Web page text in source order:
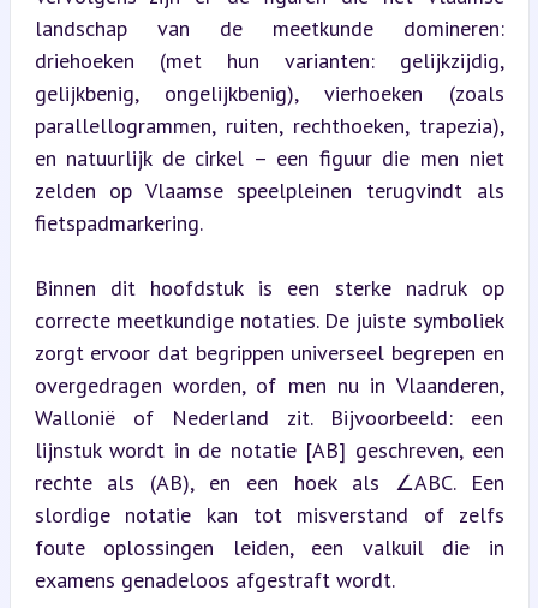
landschap van de meetkunde domineren:
driehoeken (met hun varianten: gelijkzijdig,
gelijkbenig, ongelijkbenig), vierhoeken (zoals
parallellogrammen, ruiten, rechthoeken, trapezia),
en natuurlijk de cirkel – een figuur die men niet
zelden op Vlaamse speelpleinen terugvindt als
fietspadmarkering.
Binnen dit hoofdstuk is een sterke nadruk op
correcte meetkundige notaties. De juiste symboliek
zorgt ervoor dat begrippen universeel begrepen en
overgedragen worden, of men nu in Vlaanderen,
Wallonië of Nederland zit. Bijvoorbeeld: een
lijnstuk wordt in de nota­tie [AB] geschreven, een
rechte als (AB), en een hoek als ∠ABC. Een
slordige notatie kan tot misverstand of zelfs
foute oplossingen leiden, een valkuil die in
examens genadeloos afgestraft wordt.